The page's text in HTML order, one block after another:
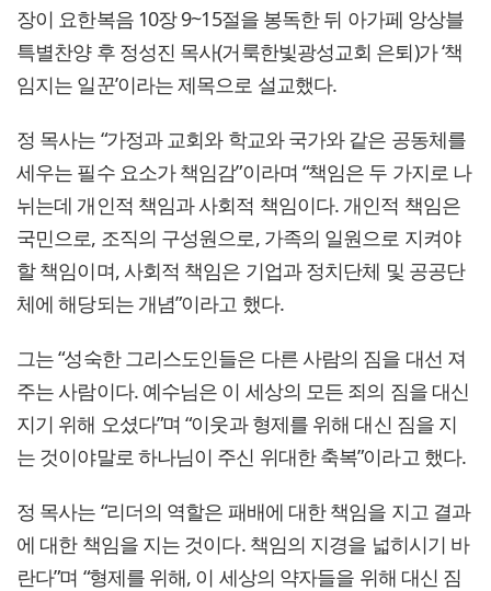
장이 요한복음 10장 9~15절을 봉독한 뒤 아가페 앙상블
특별찬양 후 정성진 목사(거룩한빛광성교회 은퇴)가 ‘책
임지는 일꾼’이라는 제목으로 설교했다.
정 목사는 “가정과 교회와 학교와 국가와 같은 공동체를
세우는 필수 요소가 책임감”이라며 “책임은 두 가지로 나
뉘는데 개인적 책임과 사회적 책임이다. 개인적 책임은
국민으로, 조직의 구성원으로, 가족의 일원으로 지켜야
할 책임이며, 사회적 책임은 기업과 정치단체 및 공공단
체에 해당되는 개념”이라고 했다.
그는 “성숙한 그리스도인들은 다른 사람의 짐을 대선 져
주는 사람이다. 예수님은 이 세상의 모든 죄의 짐을 대신
지기 위해 오셨다”며 “이웃과 형제를 위해 대신 짐을 지
는 것이야말로 하나님이 주신 위대한 축복”이라고 했다.
정 목사는 “리더의 역할은 패배에 대한 책임을 지고 결과
에 대한 책임을 지는 것이다. 책임의 지경을 넓히시기 바
란다”며 “형제를 위해, 이 세상의 약자들을 위해 대신 짐